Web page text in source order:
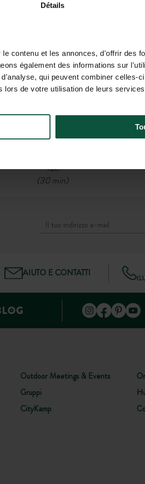
Détails
contenu et les annonces, d'offrir des
également des informations sur
qui peuvent combiner celles-
lors de votre utilisation de leurs
Poi
Bus linea:
alla fermata Gare Routière Labouheyre
alla fermata Sainte-Marie-de-Ré
OPPURE
(1h20)
Taxi
(30 min)
AIUTO E CONTATTI
Outdoor Meetings & Events
Gruppi
CityKamp